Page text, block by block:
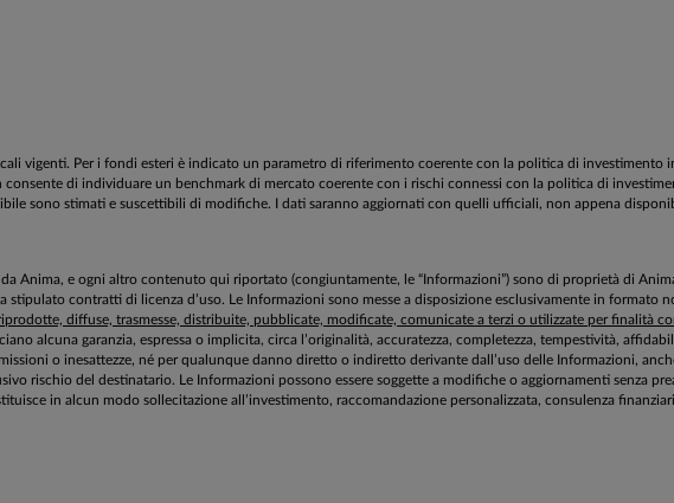
vigenti. Per i fondi esteri è indicato un parametro di riferimento coerente con la politica di investimento
di individuare un benchmark di mercato coerente con i rischi connessi con la politica di
sono stimati e suscettibili di modifiche. I dati saranno aggiornati con quelli ufficiali, non appena
Anima, e ogni altro contenuto qui riportato (congiuntamente, le “Informazioni”) sono di proprietà di
contratti di licenza d’uso. Le Informazioni sono messe a disposizione esclusivamente in formato
diffuse, trasmesse, distribuite, pubblicate, modificate, comunicate a terzi o utilizzate per finalità
alcuna garanzia, espressa o implicita, circa l’originalità, accuratezza, completezza, tempestività,
o inesattezze, né per qualunque danno diretto o indiretto derivante dall’uso delle Informazioni,
rischio del destinatario. Le Informazioni possono essere soggette a modifiche o aggiornamenti senza
in alcun modo sollecitazione all’investimento, raccomandazione personalizzata, consulenza